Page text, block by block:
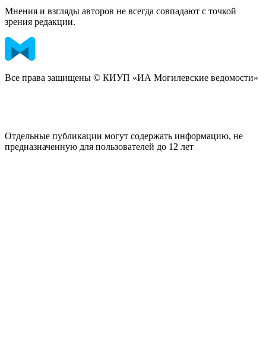
Мнения и взгляды авторов не всегда совпадают с точкой
зрения редакции.
Все права защищены © КИУП «ИА Могилевские ведомости»
Отдельные публикации могут содержать информацию, не
предназначенную для пользователей до 12 лет